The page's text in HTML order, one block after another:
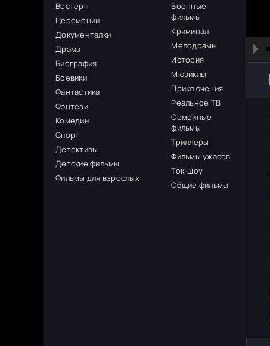
Вестерн
Церемонии
Документалки
Драма
Биография
Боевики
Фантастика
Фэнтези
Комедии
Спорт
Детективы
Детские фильмы
Фильмы для взрослых
Военные
фильмы
Криминал
Мелодрамы
История
Мюзиклы
Приключения
Реальное ТВ
Семейные
фильмы
Триллеры
Фильмы ужасов
Ток-шоу
Общие фильмы